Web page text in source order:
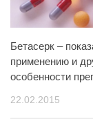
Бетасерк –
применению и
особенности
22.02.2015